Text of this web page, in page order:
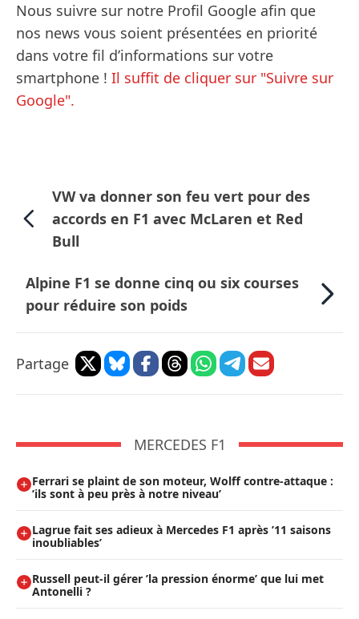
Nous suivre sur notre Profil Google afin que
nos news vous soient présentées en priorité
dans votre fil d’informations sur votre
smartphone ! Il suffit de cliquer sur "Suivre sur
Google".
VW va donner son feu vert pour des
accords en F1 avec McLaren et Red
Bull
Alpine F1 se donne cinq ou six courses
pour réduire son poids
Partage
MERCEDES F1
Ferrari se plaint de son moteur, Wolff contre-attaque :
’ils sont à peu près à notre niveau’
Lagrue fait ses adieux à Mercedes F1 après ’11 saisons
inoubliables’
Russell peut-il gérer ’la pression énorme’ que lui met
Antonelli ?